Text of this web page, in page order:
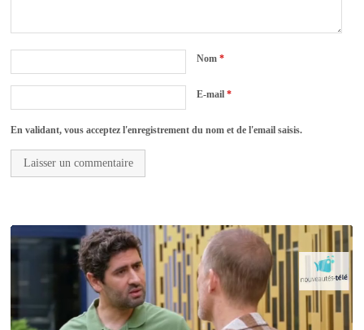
Nom*
E-mail*
En validant, vous acceptez l'enregistrement du nom et de l'email saisis.